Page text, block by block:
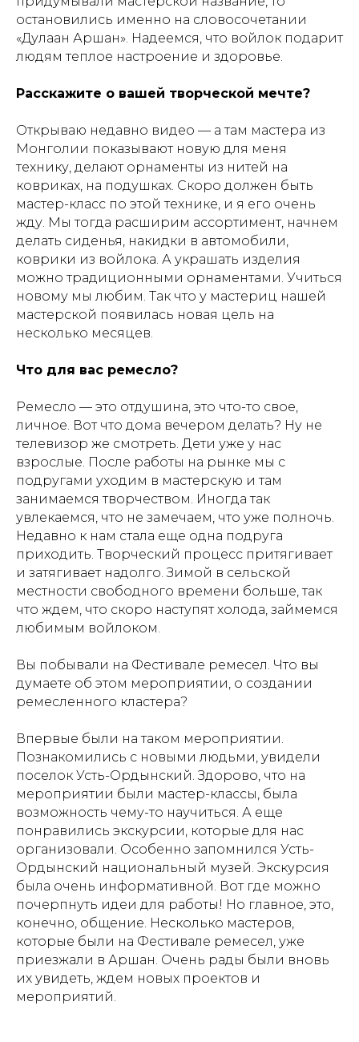
остановились именно на словосочетании
«Дулаан Аршан». Надеемся, что войлок подарит
людям теплое настроение и здоровье.
Расскажите о вашей творческой мечте?
Открываю недавно видео — а там мастера из
Монголии показывают новую для меня
технику, делают орнаменты из нитей на
ковриках, на подушках. Скоро должен быть
мастер-класс по этой технике, и я его очень
жду. Мы тогда расширим ассортимент, начнем
делать сиденья, накидки в автомобили,
коврики из войлока. А украшать изделия
можно традиционными орнаментами. Учиться
новому мы любим. Так что у мастериц нашей
мастерской появилась новая цель на
несколько месяцев.
Что для вас ремесло?
Ремесло — это отдушина, это что-то свое,
личное. Вот что дома вечером делать? Ну не
телевизор же смотреть. Дети уже у нас
взрослые. После работы на рынке мы с
подругами уходим в мастерскую и там
занимаемся творчеством. Иногда так
увлекаемся, что не замечаем, что уже полночь.
Недавно к нам стала еще одна подруга
приходить. Творческий процесс притягивает
и затягивает надолго. Зимой в сельской
местности свободного времени больше, так
что ждем, что скоро наступят холода, займемся
любимым войлоком.
Вы побывали на Фестивале ремесел. Что вы
думаете об этом мероприятии, о создании
ремесленного кластера?
Впервые были на таком мероприятии.
Познакомились с новыми людьми, увидели
поселок Усть-Ордынский. Здорово, что на
мероприятии были мастер-классы, была
возможность чему-то научиться. А еще
понравились экскурсии, которые для нас
организовали. Особенно запомнился Усть-
Ордынский национальный музей. Экскурсия
была очень информативной. Вот где можно
почерпнуть идеи для работы! Но главное, это,
конечно, общение. Несколько мастеров,
которые были на Фестивале ремесел, уже
приезжали в Аршан. Очень рады были вновь
их увидеть, ждем новых проектов и
мероприятий.